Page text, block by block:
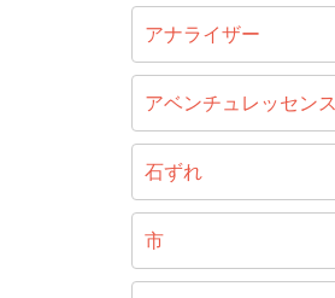
アナライザー
アベンチュレッセンス
石ずれ
市